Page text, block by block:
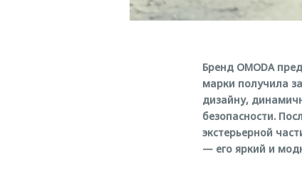
Бренд OMODA
марки получила
дизайну,
безопасности.
экстерьерной
— его яркий и